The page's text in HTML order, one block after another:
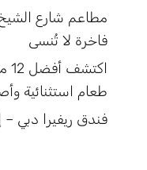
فاخرة لا تُنسى
طعام استثنائية
فندق ريفيرا دبي